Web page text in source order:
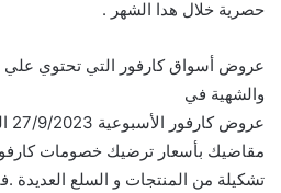
حصرية خلال هدا الشهر .
عروض أسواق كارفور التي تحتوي علي
والشهية في
مقاضيك بأسعار ترضيك خصومات
تشكيلة من المنتجات و السلع